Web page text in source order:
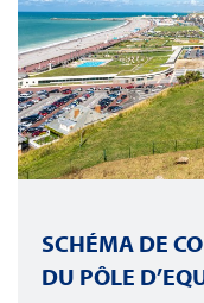
SCHÉMA DE
DU PÔLE